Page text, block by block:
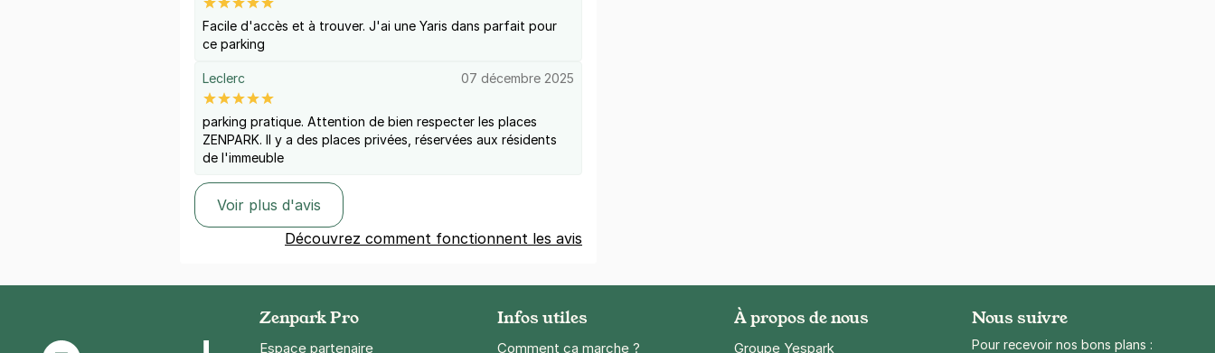
Facile d'accès et à trouver. J'ai une Yaris dans parfait pour
ce parking
Leclerc 07 décembre 2025
parking pratique. Attention de bien respecter les places
ZENPARK. Il y a des places privées, réservées aux résidents
de l'immeuble
Voir plus d'avis
Découvrez comment fonctionnent les avis
Zenpark Pro
Espace partenaire
Infos utiles
Comment ça marche ?
À propos de nous
Groupe Yespark
Nous suivre
Pour recevoir nos bons plans :